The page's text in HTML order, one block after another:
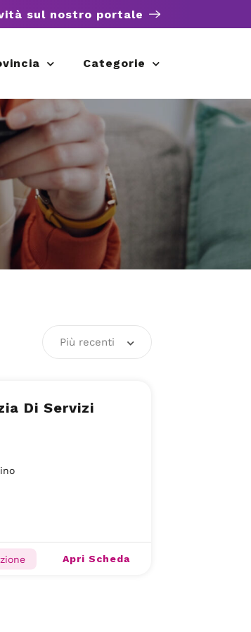
sul nostro portale
Categorie
Più recenti
Di Servizi
Apri Scheda